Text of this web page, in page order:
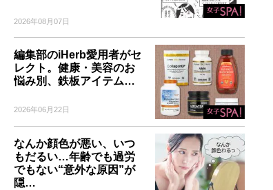
2026年08月07日
編集部のiHerb愛用者がセ
レクト。健康・美容のお
悩み別、鉄板アイテム…
2026年06月22日
なんか顔色が悪い、いつ
もだるい…年齢でも過労
でもない“意外な原因”が
隠…